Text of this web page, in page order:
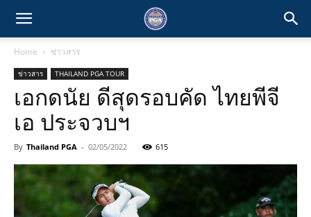
Home ข่าวสาร
ข่าวสาร THAILAND PGA TOUR
เอกดนัย ดีสุดรอบคัด ไทยพีจี
เอ ประจวบฯ
By Thailand PGA - 02/05/2022 615